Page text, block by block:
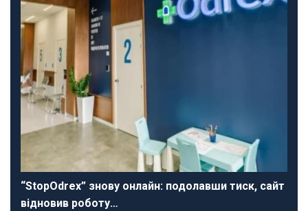
“StopOdrex” знову онлайн: подолавши тиск, сайт
відновив роботу…